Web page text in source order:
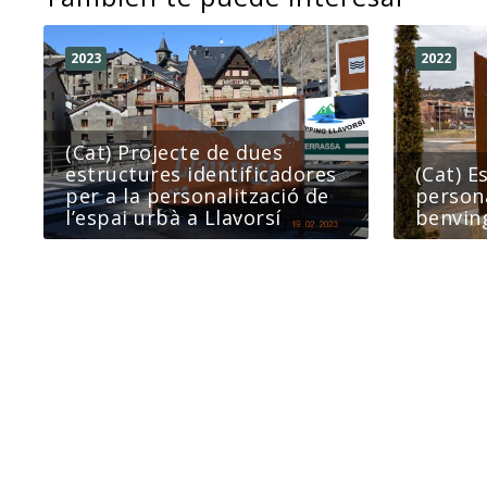
(Cat) Projecte de dues
estructures identificadores
per a la personalització de
l’espai urbà a Llavorsí
2023
(Cat)
2022